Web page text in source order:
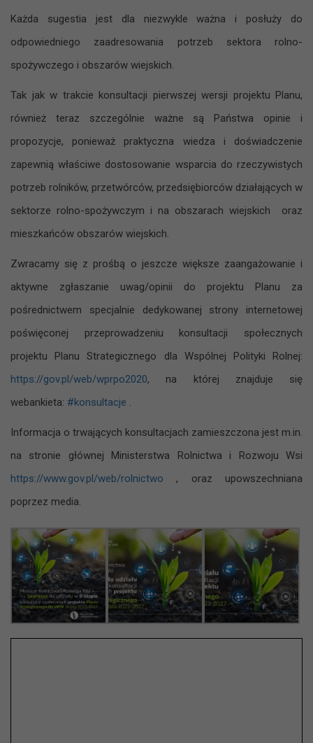
Każda sugestia jest dla niezwykle ważna i posłuży do
odpowiedniego zaadresowania potrzeb sektora rolno-
spożywczego i obszarów wiejskich.
Tak jak w trakcie konsultacji pierwszej wersji projektu Planu,
również teraz szczególnie ważne są Państwa opinie i
propozycje, ponieważ praktyczna wiedza i doświadczenie
zapewnią właściwe dostosowanie wsparcia do rzeczywistych
potrzeb rolników, przetwórców, przedsiębiorców działających w
sektorze rolno-spożywczym i na obszarach wiejskich oraz
mieszkańców obszarów wiejskich.
Zwracamy się z prośbą o jeszcze większe zaangażowanie i
aktywne zgłaszanie uwag/opinii do projektu Planu za
pośrednictwem specjalnie dedykowanej strony internetowej
poświęconej przeprowadzeniu konsultacji społecznych
projektu Planu Strategicznego dla Wspólnej Polityki Rolnej:
https://gov.pl/web/wprpo2020, na której znajduje się
webankieta: #konsultacje .
Informacja o trwających konsultacjach zamieszczona jest m.in.
na stronie głównej Ministerstwa Rolnictwa i Rozwoju Wsi
https://www.gov.pl/web/rolnictwo , oraz upowszechniana
poprzez media.